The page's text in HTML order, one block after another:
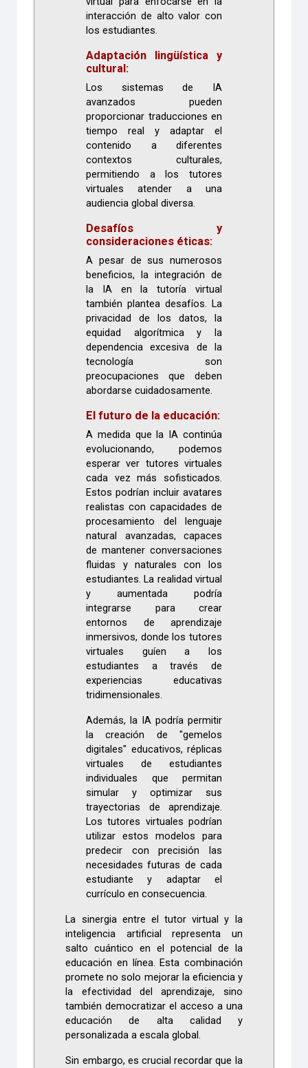
interacción de alto valor con
los estudiantes.
Adaptación lingüística y
cultural:
Los sistemas de IA
avanzados pueden
proporcionar traducciones en
tiempo real y adaptar el
contenido a diferentes
contextos culturales,
permitiendo a los tutores
virtuales atender a una
audiencia global diversa.
Desafíos y
consideraciones éticas:
A pesar de sus numerosos
beneficios, la integración de
la IA en la tutoría virtual
también plantea desafíos. La
privacidad de los datos, la
equidad algorítmica y la
dependencia excesiva de la
tecnología son
preocupaciones que deben
abordarse cuidadosamente.
El futuro de la educación:
A medida que la IA continúa
evolucionando, podemos
esperar ver tutores virtuales
cada vez más sofisticados.
Estos podrían incluir avatares
realistas con capacidades de
procesamiento del lenguaje
natural avanzadas, capaces
de mantener conversaciones
fluidas y naturales con los
estudiantes. La realidad virtual
y aumentada podría
integrarse para crear
entornos de aprendizaje
inmersivos, donde los tutores
virtuales guíen a los
estudiantes a través de
experiencias educativas
tridimensionales.
Además, la IA podría permitir
la creación de "gemelos
digitales" educativos, réplicas
virtuales de estudiantes
individuales que permitan
simular y optimizar sus
trayectorias de aprendizaje.
Los tutores virtuales podrían
utilizar estos modelos para
predecir con precisión las
necesidades futuras de cada
estudiante y adaptar el
currículo en consecuencia.
La sinergia entre el tutor virtual y la
inteligencia artificial representa un
salto cuántico en el potencial de la
educación en línea. Esta combinación
promete no solo mejorar la eficiencia y
la efectividad del aprendizaje, sino
también democratizar el acceso a una
educación de alta calidad y
personalizada a escala global.
Sin embargo, es crucial recordar que la